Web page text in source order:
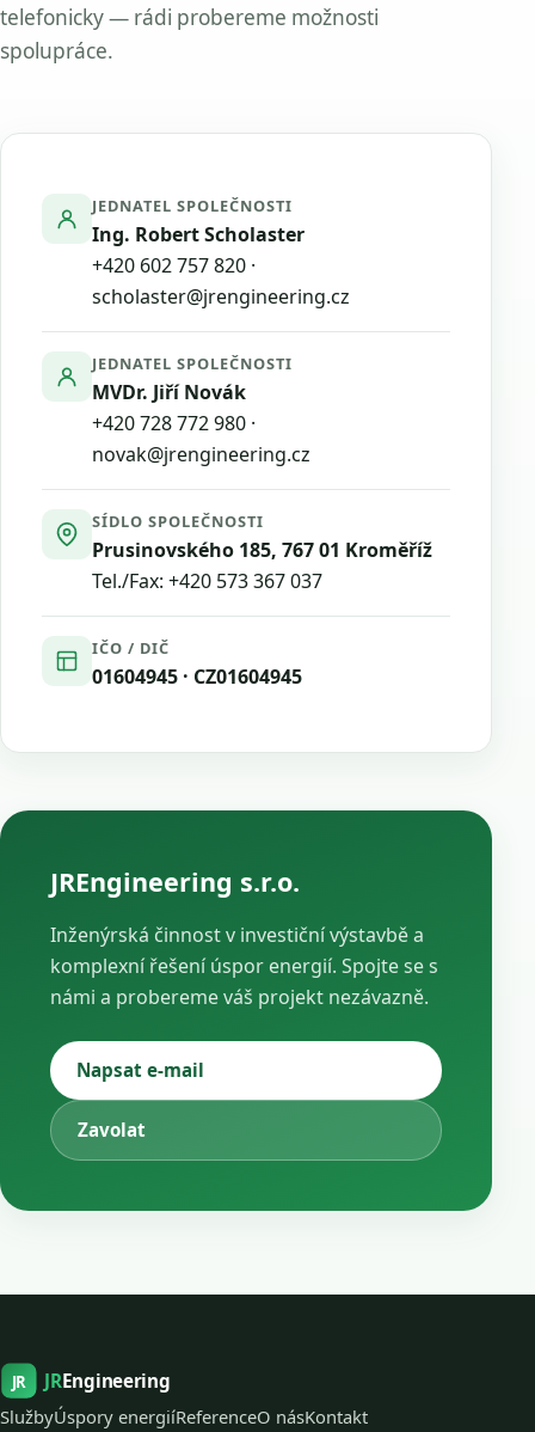
telefonicky — rádi probereme možnosti
spolupráce.
JEDNATEL SPOLEČNOSTI
Ing. Robert Scholaster
+420 602 757 820 ·
scholaster@jrengineering.cz
JEDNATEL SPOLEČNOSTI
MVDr. Jiří Novák
+420 728 772 980 ·
novak@jrengineering.cz
SÍDLO SPOLEČNOSTI
Prusinovského 185, 767 01 Kroměříž
Tel./Fax: +420 573 367 037
IČO / DIČ
01604945 · CZ01604945
JREngineering s.r.o.
Inženýrská činnost v investiční výstavbě a
komplexní řešení úspor energií. Spojte se s
námi a probereme váš projekt nezávazně.
Napsat e-mail
Zavolat
JR JREngineering
SlužbyÚspory energiíReferenceO násKontakt